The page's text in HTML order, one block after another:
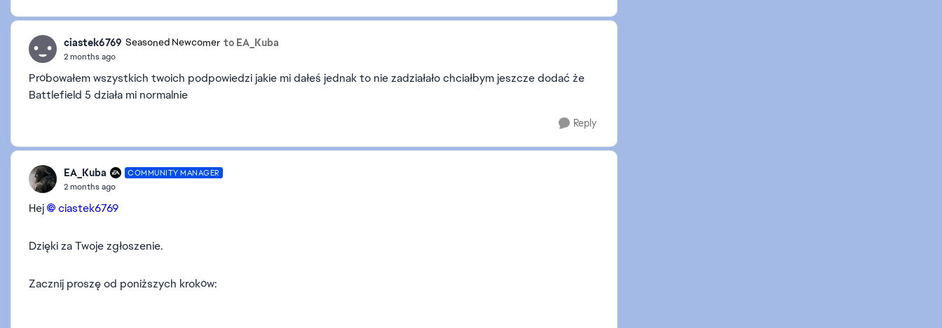
ciastek6769 Seasoned Newcomer to EA_Kuba
2 months ago
Próbowałem wszystkich twoich podpowiedzi jakie mi dałeś jednak to nie zadziałało chciałbym jeszcze dodać że
Battlefield 5 działa mi normalnie
Reply
EA_Kuba COMMUNITY MANAGER
2 months ago
Hej ciastek6769​
Dzięki za Twoje zgłoszenie.
Zacznij proszę od poniższych kroków: